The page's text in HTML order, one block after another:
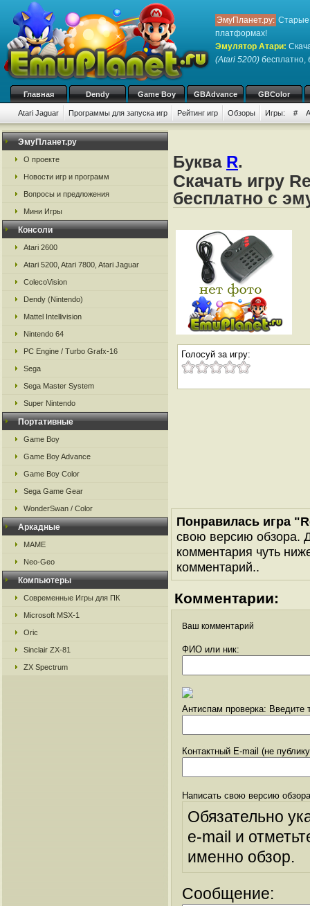
ЭмуПланет.ру: Старые
платформах!
Эмулятор Атари:
(Atari 5200) бесплатно,
Главная Dendy Game Boy GBAdvance GBColor
Atari Jaguar Программы для запуска игр Рейтинг игр Обзоры Игры: # A
ЭмуПланет.ру
О проекте
Новости игр и программ
Вопросы и предложения
Мини Игры
Консоли
Atari 2600
Atari 5200, Atari 7800, Atari Jaguar
ColecoVision
Dendy (Nintendo)
Mattel Intellivision
Nintendo 64
PC Engine / Turbo Grafx-16
Sega
Sega Master System
Super Nintendo
Портативные
Game Boy
Game Boy Advance
Game Boy Color
Sega Game Gear
WonderSwan / Color
Аркадные
MAME
Neo-Geo
Компьютеры
Современные Игры для ПК
Microsoft MSX-1
Oric
Sinclair ZX-81
ZX Spectrum
Буква R.
Скачать игру
бесплатно с
Голосуй за игру:
Понравилась игра
свою версию обзора.
комментария чуть
комментарий..
Комментарии:
Ваш комментарий
ФИО или ник:
Антиспам проверка: Введите
Контактный E-mail (не
Написать свою версию
Обязательно
e-mail и
именно обзор.
Сообщение: